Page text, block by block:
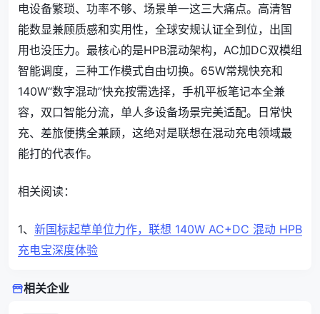
电设备繁琐、功率不够、场景单一这三大痛点。高清智
能数显兼顾质感和实用性，全球安规认证全到位，出国
用也没压力。最核心的是HPB混动架构，AC加DC双模组
智能调度，三种工作模式自由切换。65W常规快充和
140W“数字混动”快充按需选择，手机平板笔记本全兼
容，双口智能分流，单人多设备场景完美适配。日常快
充、差旅便携全兼顾，这绝对是联想在混动充电领域最
能打的代表作。
相关阅读：
1、 新国标起草单位力作，联想 140W AC+DC 混动 HPB
充电宝深度体验
相关企业